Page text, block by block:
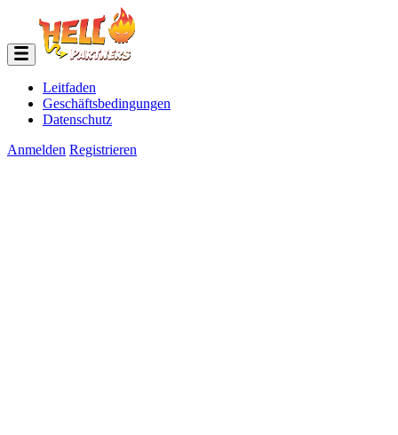
Leitfaden
Geschäftsbedingungen
Datenschutz
Anmelden Registrieren